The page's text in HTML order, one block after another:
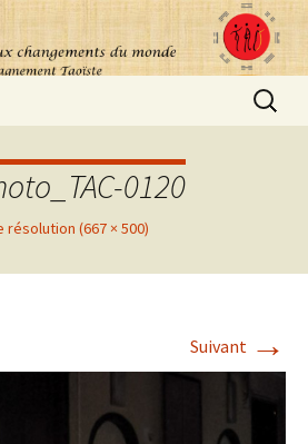
0120
résolution (667 × 500)
Suivant →